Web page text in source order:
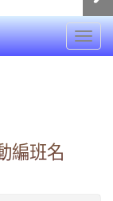
編班名